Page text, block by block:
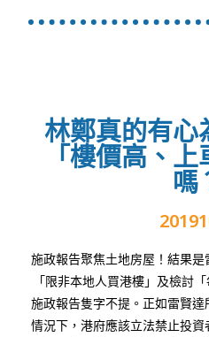
林鄭真的有心
「樓價高、
嗎
施政報告聚焦土地房屋！結果
「限非本地人買港樓」及檢討
施政報告隻字不提。正如雷賢
情況下，港府應該立法禁止投